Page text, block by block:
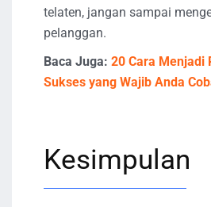
telaten, jangan sampai
pelanggan.
Baca Juga: 20 Cara Menjadi
Sukses yang Wajib Anda
Kesimpulan